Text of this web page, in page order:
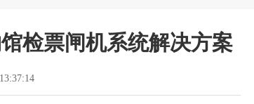
检票闸机系统解决方案